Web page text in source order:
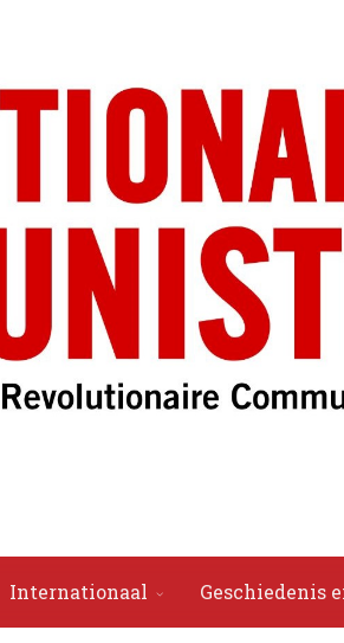
Internationaal Geschiedenis